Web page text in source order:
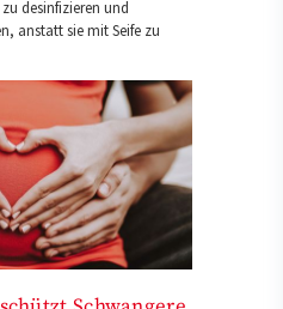
desinfizieren und
anstatt sie mit Seife zu